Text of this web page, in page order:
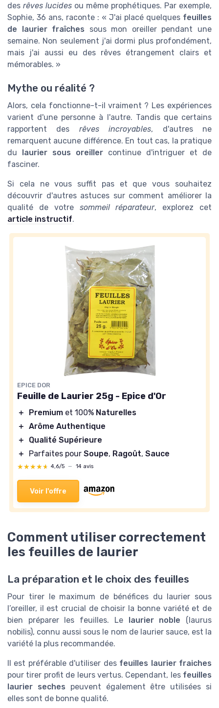
des rêves lucides ou même prophétiques. Par exemple,
Sophie, 36 ans, raconte : « J'ai placé quelques feuilles
de laurier fraîches sous mon oreiller pendant une
semaine. Non seulement j'ai dormi plus profondément,
mais j'ai aussi eu des rêves étrangement clairs et
mémorables. »
Mythe ou réalité ?
Alors, cela fonctionne-t-il vraiment ? Les expériences
varient d'une personne à l'autre. Tandis que certains
rapportent des rêves incroyables, d'autres ne
remarquent aucune différence. En tout cas, la pratique
du
laurier sous oreiller continue d'intriguer et de
fasciner.
Si cela ne vous suffit pas et que vous souhaitez
découvrir d'autres astuces sur comment améliorer la
qualité de votre sommeil réparateur, explorez cet
article instructif.
EPICE DOR
Feuille de Laurier 25g - Epice d'Or
＋ Premium et 100% Naturelles
＋ Arôme Authentique
＋
Qualité Supérieure
＋
Parfaites pour Soupe, Ragoût, Sauce
★★★★★
★★★★★ 4,6/5 — 14 avis
Voir l'offre
Comment utiliser correctement
les feuilles de laurier
La préparation et le choix des feuilles
Pour tirer le maximum de bénéfices du laurier sous
l’oreiller, il est crucial de choisir la bonne variété et de
bien préparer les feuilles. Le laurier noble (laurus
nobilis), connu aussi sous le nom de laurier sauce, est la
variété la plus recommandée.
Il est préférable d'utiliser des feuilles laurier fraiches
pour tirer profit de leurs vertus. Cependant, les feuilles
laurier seches peuvent également être utilisées si
elles sont de bonne qualité.